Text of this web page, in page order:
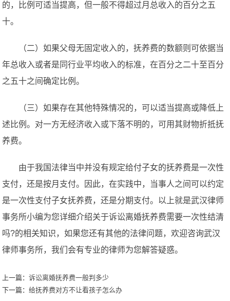
的，比例可适当提高，但一般不得超过月总收入的百分之五
十。
（二）如果父母无固定收入的，抚养费的数额则可依据当
年总收入或者是同行业平均收入的标准，在百分之二十至百分
之五十之间确定比例。
（三）如果存在其他特殊情况的，可以适当提高或降低上
述比例。对一方无经济收入或下落不明的，可用其财物折抵抚
养费。
由于我国法律当中并没有规定给付子女的抚养费是一次性
支付，还是按月支付。因此，在实践中，当事人之间可以约定
是一次性支付子女抚养费，还是分期支付。以上就是武汉律师
事务所小编为您详细介绍关于诉讼离婚抚养费需要一次性结清
吗?的相关知识，如果您还有其他的法律问题，欢迎咨询武汉
律师事务所，我们会有专业的律师为您解答疑惑。
上一篇：诉讼离婚抚养费一般判多少
下一篇：给抚养费对方不让看孩子怎么办